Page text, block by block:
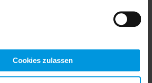
Cookies zulassen
Onlineshop-